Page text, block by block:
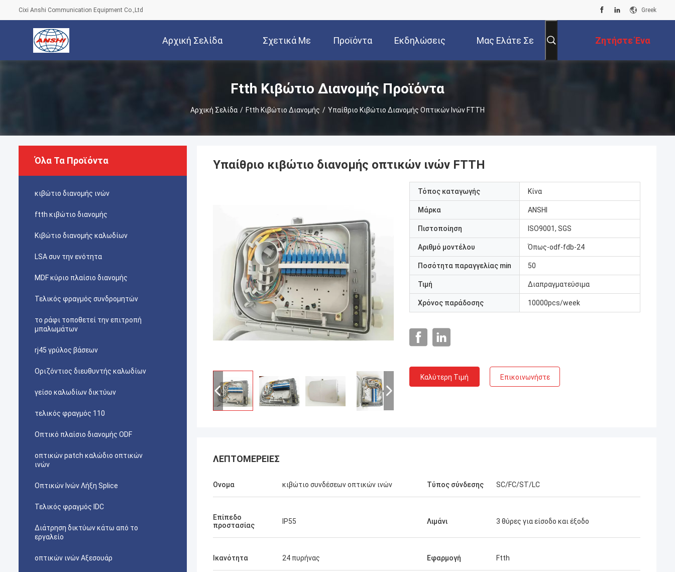
Cixi Anshi Communication Equipment Co.,Ltd Greek
Αρχική Σελίδα Σχετικά Με Προϊόντα Εκδηλώσεις Μας Ελάτε Σε Ζητήστε Ένα
Απόσπασμα
Ftth Κιβώτιο Διανομής Προϊόντα
Αρχική Σελίδα / Ftth Κιβώτιο Διανομής / Υπαίθριο Κιβώτιο Διανομής Οπτικών Ινών FTTH
Όλα Τα Προϊόντα
κιβώτιο διανομής ινών
ftth κιβώτιο διανομής
Κιβώτιο διανομής καλωδίων
LSA συν την ενότητα
MDF κύριο πλαίσιο διανομής
Τελικός φραγμός συνδρομητών
το ράφι τοποθετεί την επιτροπή
μπαλωμάτων
rj45 γρύλος βάσεων
Οριζόντιος διευθυντής καλωδίων
γείσο καλωδίων δικτύων
τελικός φραγμός 110
Οπτικό πλαίσιο διανομής ODF
οπτικών patch καλώδιο οπτικών
ινών
Οπτικών Ινών Λήξη Splice
Τελικός φραγμός IDC
Διάτρηση δικτύων κάτω από το
εργαλείο
οπτικών ινών Αξεσουάρ
Υπαίθριο κιβώτιο διανομής οπτικών ινών FTTH
Τόπος καταγωγής Κίνα
Μάρκα ANSHI
Πιστοποίηση ISO9001, SGS
Αριθμό μοντέλου Όπως-odf-fdb-24
Ποσότητα παραγγελίας min 50
Τιμή Διαπραγματεύσιμα
Χρόνος παράδοσης 10000pcs/week
Καλύτερη Τιμή Επικοινωνήστε
ΛΕΠΤΟΜΈΡΕΙΕΣ
Ονομα κιβώτιο συνδέσεων οπτικών ινών Τύπος σύνδεσης SC/FC/ST/LC
Επίπεδο
προστασίας
IP55 Λιμάνι 3 θύρες για είσοδο και έξοδο
Ικανότητα 24 πυρήνας Εφαρμογή Ftth